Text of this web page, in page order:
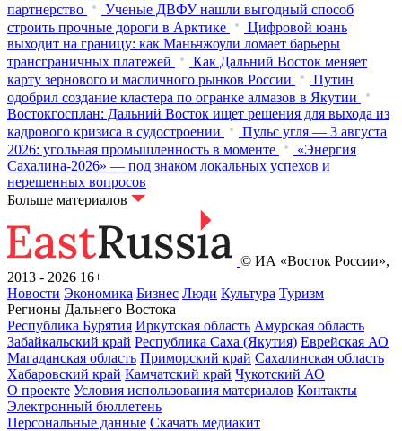
партнерство
Ученые ДВФУ нашли выгодный способ
строить прочные дороги в Арктике
Цифровой юань
выходит на границу: как Маньчжоули ломает барьеры
трансграничных платежей
Как Дальний Восток меняет
карту зернового и масличного рынков России
Путин
одобрил создание кластера по огранке алмазов в Якутии
Востокгосплан: Дальний Восток ищет решения для выхода из
кадрового кризиса в судостроении
Пульс угля — 3 августа
2026: угольная промышленность в моменте
«Энергия
Сахалина-2026» — под знаком локальных успехов и
нерешенных вопросов
Больше материалов
© ИА «Восток России»,
2013 - 2026 16+
Новости Экономика Бизнес Люди Культура Туризм
Регионы Дальнего Востока
Республика Бурятия Иркутская область Амурская область
Забайкальский край Республика Саха (Якутия) Еврейская АО
Магаданская область Приморский край Сахалинская область
Хабаровский край Камчатский край Чукотский АО
О проекте Условия использования материалов Контакты
Электронный бюллетень
Персональные данные Скачать медиакит